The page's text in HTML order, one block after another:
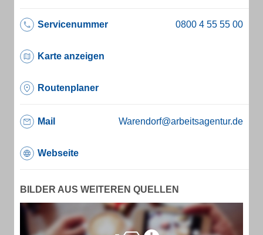
Servicenummer
Karte anzeigen
Routenplaner
Mail Warendorf@arbeitsagentur.de
Webseite
BILDER AUS WEITEREN QUELLEN